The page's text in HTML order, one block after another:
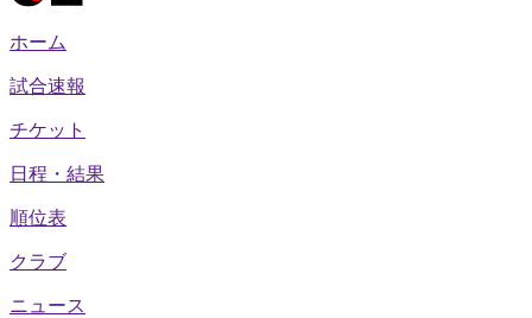
ホーム
試合速報
チケット
日程・結果
順位表
クラブ
ニュース